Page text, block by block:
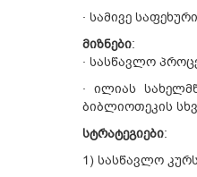
· სამივე
მიზნები:
· სასწავლო
· ილიას
ბიბლიოთეკის
სტრატეგიები:
1) სასწავლო